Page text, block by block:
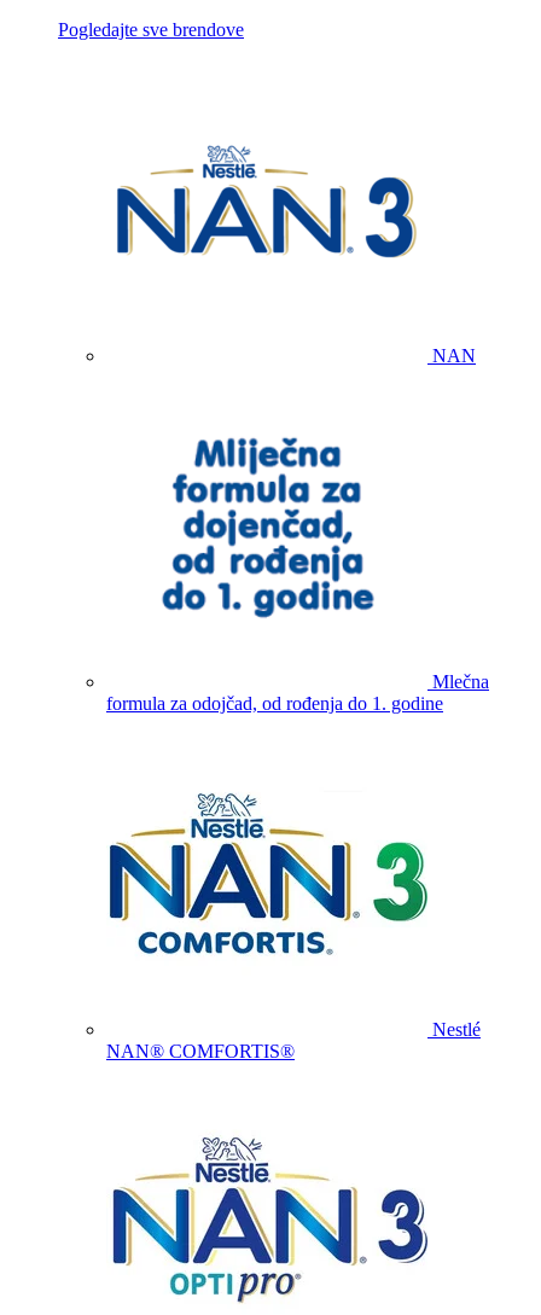
Pogledajte sve brendove
NAN
Mlečna
formula za odojčad, od rođenja do 1. godine
Nestlé
NAN® COMFORTIS®